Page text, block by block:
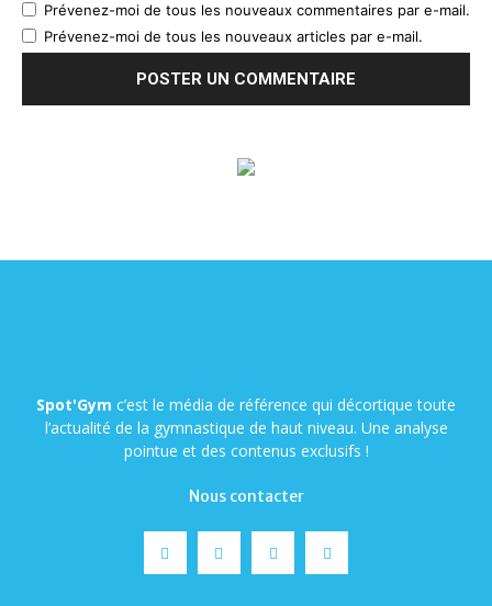
Prévenez-moi de tous les nouveaux commentaires par e-mail.
Prévenez-moi de tous les nouveaux articles par e-mail.
Spot'Gym c’est le média de référence qui décortique toute
l’actualité de la gymnastique de haut niveau. Une analyse
pointue et des contenus exclusifs !
Nous contacter